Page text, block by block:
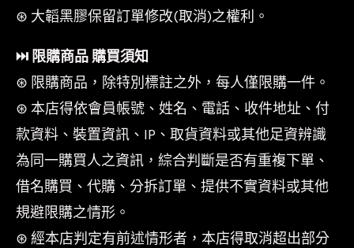
⊛ 大韜黑膠保留訂單修改(取消)之權利。
⏭︎ 限購商品 購買須知
⊛ 限購商品，除特別標註之外，每人僅限購一件。
⊛ 本店得依會員帳號、姓名、電話、收件地址、付
款資料、裝置資訊、IP、取貨資料或其他足資辨識
為同一購買人之資訊，綜合判斷是否有重複下單、
借名購買、代購、分拆訂單、提供不實資料或其他
規避限購之情形。
⊛ 經本店判定有前述情形者，本店得取消超出部分